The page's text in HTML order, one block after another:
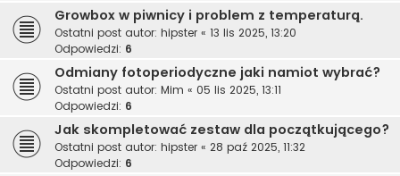
Growbox w piwnicy i problem z temperaturą.
Ostatni post autor: hipster « 13 lis 2025, 13:20
Odpowiedzi: 6
Odmiany fotoperiodyczne jaki namiot wybrać?
Ostatni post autor: Mim « 05 lis 2025, 13:11
Odpowiedzi: 6
Jak skompletować zestaw dla początkującego?
Ostatni post autor: hipster « 28 paź 2025, 11:32
Odpowiedzi: 6